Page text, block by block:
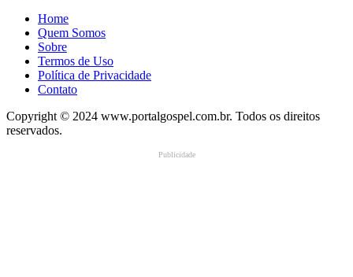
Home
Quem Somos
Sobre
Termos de Uso
Política de Privacidade
Contato
Copyright © 2024 www.portalgospel.com.br. Todos os direitos
reservados.
Publicidade